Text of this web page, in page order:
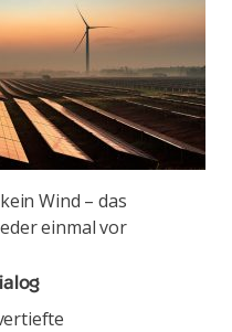
Wind – das
einmal vor